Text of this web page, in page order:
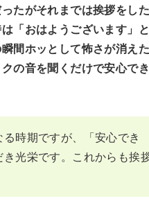
たがそれまでは挨拶をし
「おはようございます」
間ホッとして怖さが消え
の音を聞くだけで安心でき
時期ですが、「安心でき
光栄です。これからも挨